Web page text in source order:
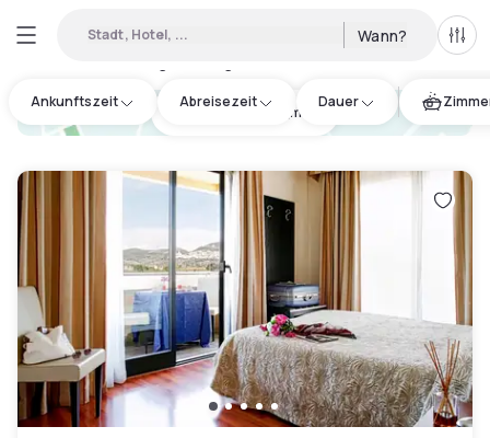
Stadt, Hotel, ... Wann? Alle
Ankunftszeit Abreisezeit Dauer
hotel.cta.view_map